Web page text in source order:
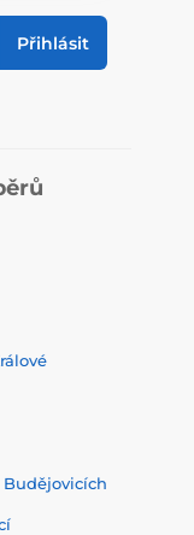
Přihlásit
Budějovicích